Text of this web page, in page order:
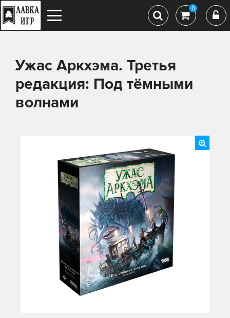
0
Ужас Аркхэма. Третья
редакция: Под тёмными
волнами